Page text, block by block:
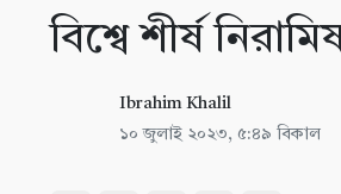
বিশ্বে শীর্ষ
Ibrahim Khalil
১০ জুলাই ২০২৩, ৫:৪৯ বিকাল